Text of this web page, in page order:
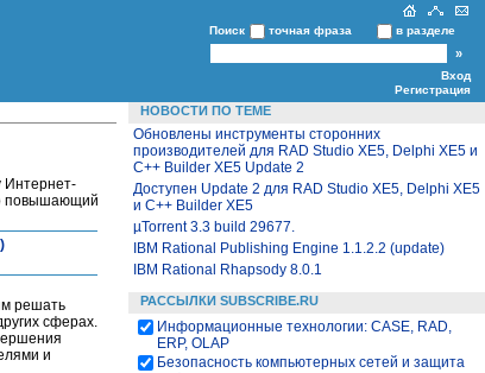
Поиск точная фраза в разделе
Вход
Регистрация
Интернет-
повышающий
решать
сферах.
и
НОВОСТИ ПО ТЕМЕ
Обновлены инструменты сторонних
производителей для RAD Studio XE5, Delphi XE5 и
C++ Builder XE5 Update 2
Доступен Update 2 для RAD Studio XE5, Delphi XE5
и C++ Builder XE5
µTorrent 3.3 build 29677.
IBM Rational Publishing Engine 1.1.2.2 (update)
IBM Rational Rhapsody 8.0.1
РАССЫЛКИ SUBSCRIBE.RU
Информационные технологии: CASE, RAD,
ERP, OLAP
Безопасность компьютерных сетей и защита